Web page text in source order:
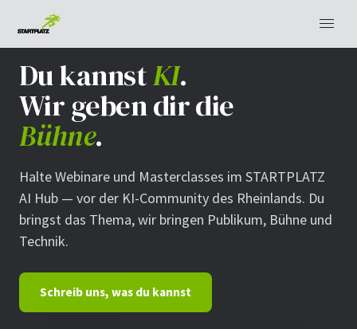
Du kannstKI.
Wir geben dir die
Bühne.
Halte Webinare und Masterclasses im STARTPLATZ
AI Hub — vor der KI-Community des Rheinlands. Du
bringst das Thema, wir bringen Publikum, Bühne und
Technik.
Schreib uns, was du kannst